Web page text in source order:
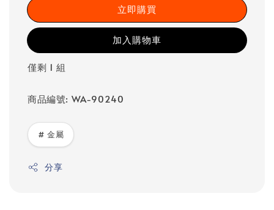
立即購買
加入購物車
僅剩 1 組
商品編號: WA-90240
# 金屬
分享